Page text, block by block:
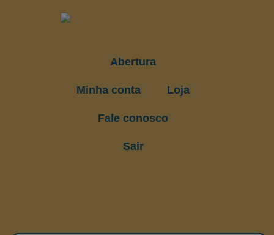
Abertura
Minha conta Loja
Fale conosco
Sair